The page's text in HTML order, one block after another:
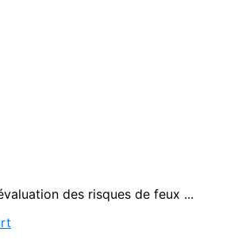
des risques de feux ...